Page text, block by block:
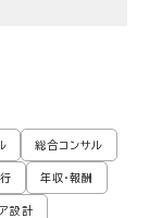
総合コンサル
年収・報酬
設計